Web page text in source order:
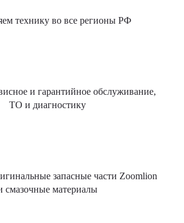
технику во все регионы РФ
и гарантийное обслуживание,
ТО и диагностику
запасные части Zoomlion
смазочные материалы